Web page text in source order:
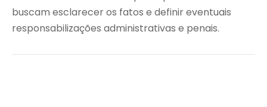
buscam esclarecer os fatos e definir eventuais
responsabilizações administrativas e penais.